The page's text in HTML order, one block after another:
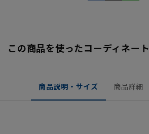
この商品を使ったコーディネート
商品説明・サイズ 商品詳細